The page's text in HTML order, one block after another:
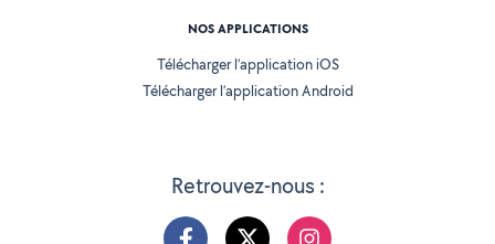
Retrouvez-nous :
NOS APPLICATIONS
Télécharger l’application iOS
Télécharger l’application Android